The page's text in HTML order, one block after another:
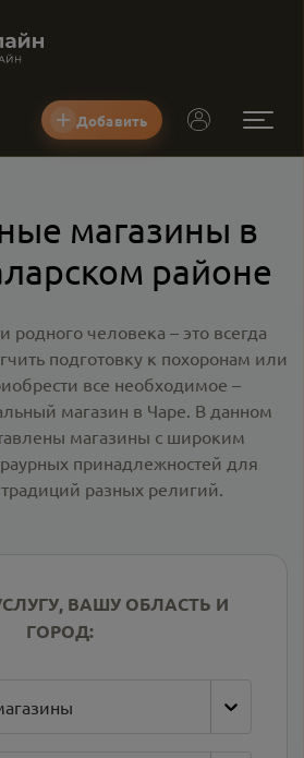
Добавить
магазины в
районе
родного человека – это всегда
подготовку к похоронам или
все необходимое –
магазин в Чаре. В данном
магазины с широким
принадлежностей для
разных религий.
ВАШУ ОБЛАСТЬ И
ГОРОД: